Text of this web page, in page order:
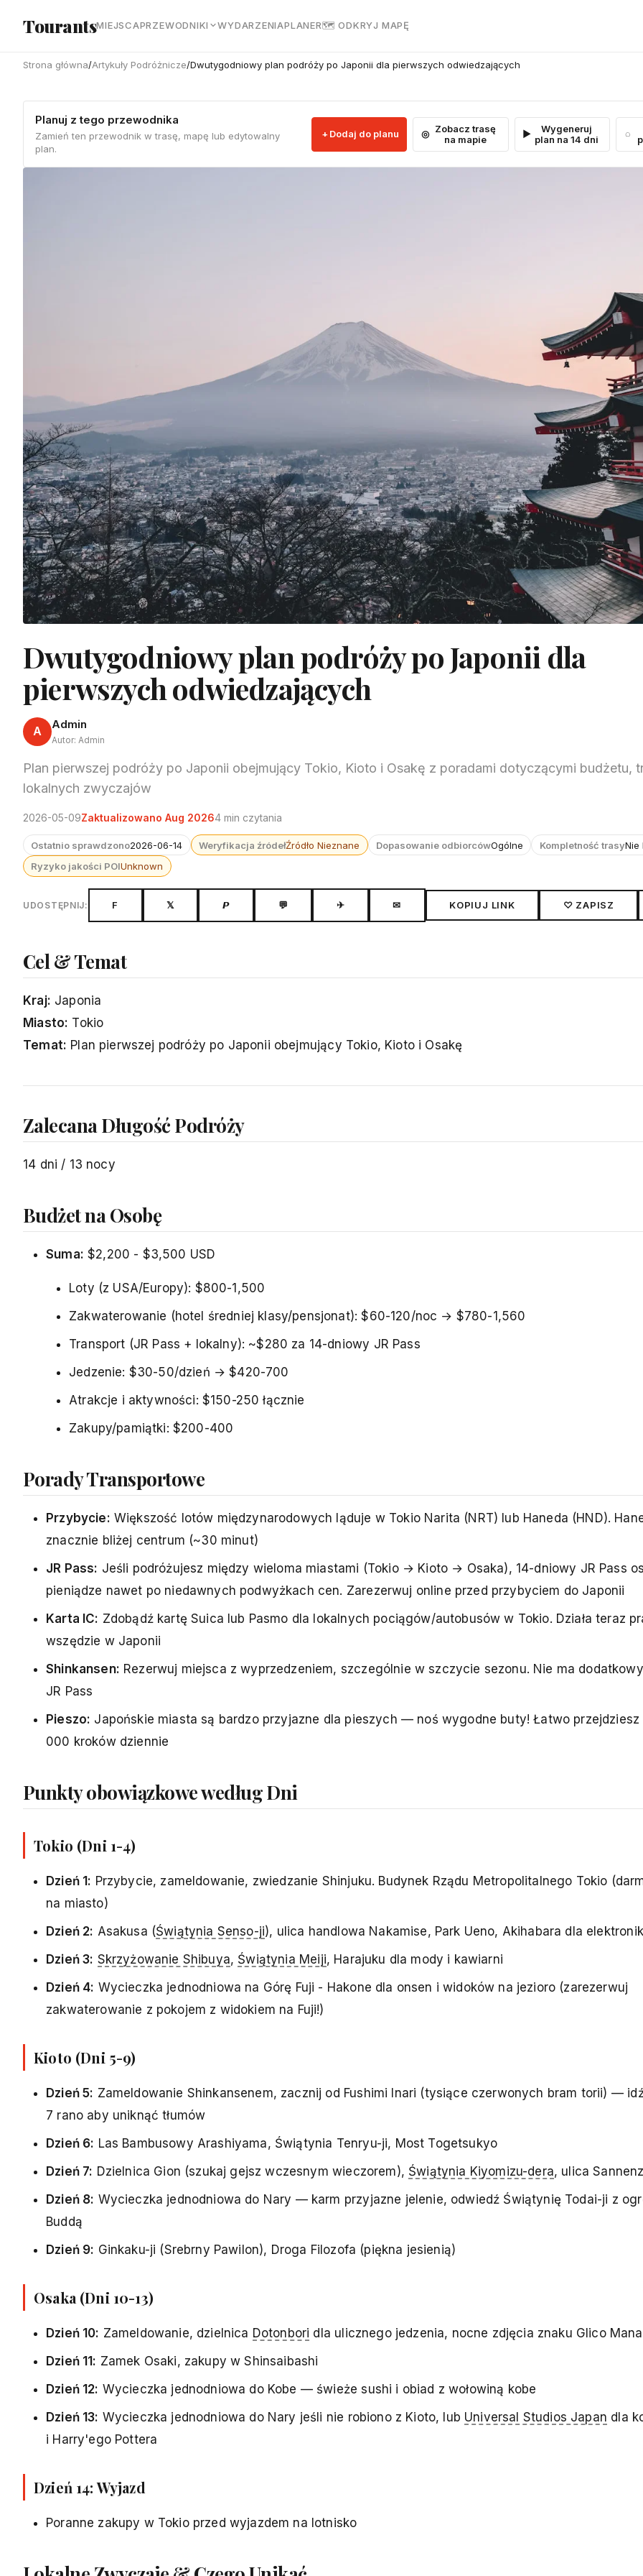
TourantsMIEJSCAPRZEWODNIKI WYDARZENIAPLANER🗺 ODKRYJ MAPĘ
Strona główna/Artykuły Podróżnicze/Dwutygodniowy plan podróży po Japonii dla pierwszych odwiedzających
Planuj z tego przewodnika
Zamień ten przewodnik w trasę, mapę lub edytowalny
plan.
Dodaj do planu
Zobacz trasę
na mapie
Wygeneruj
plan na 14 dni
Dwutygodniowy plan podróży po Japonii dla
pierwszych odwiedzających
A Admin
Autor: Admin
Plan pierwszej podróży po Japonii obejmujący Tokio, Kioto i Osakę z poradami dotyczącymi budżetu,
lokalnych zwyczajów
2026-05-09Zaktualizowano Aug 20264 min czytania
Ostatnio sprawdzono2026-06-14 Weryfikacja źródełŹródło Nieznane Dopasowanie odbiorcówOgólne Kompletność trasyNie
Ryzyko jakości POIUnknown
UDOSTĘPNIJ: F 𝕏 𝙋 💬 ✈ ✉ KOPIUJ LINK ♡ ZAPISZ
Cel & Temat
Kraj: Japonia
Miasto: Tokio
Temat: Plan pierwszej podróży po Japonii obejmujący Tokio, Kioto i Osakę
Zalecana Długość Podróży
14 dni / 13 nocy
Budżet na Osobę
Suma: $2,200 - $3,500 USD
Loty (z USA/Europy): $800-1,500
Zakwaterowanie (hotel średniej klasy/pensjonat): $60-120/noc → $780-1,560
Transport (JR Pass + lokalny): ~$280 za 14-dniowy JR Pass
Jedzenie: $30-50/dzień → $420-700
Atrakcje i aktywności: $150-250 łącznie
Zakupy/pamiątki: $200-400
Porady Transportowe
Przybycie: Większość lotów międzynarodowych ląduje w Tokio Narita (NRT) lub Haneda (HND).
znacznie bliżej centrum (~30 minut)
JR Pass: Jeśli podróżujesz między wieloma miastami (Tokio → Kioto → Osaka), 14-dniowy JR Pass
pieniądze nawet po niedawnych podwyżkach cen. Zarezerwuj online przed przybyciem do Japonii
Karta IC: Zdobądź kartę Suica lub Pasmo dla lokalnych pociągów/autobusów w Tokio. Działa teraz
wszędzie w Japonii
Shinkansen: Rezerwuj miejsca z wyprzedzeniem, szczególnie w szczycie sezonu. Nie ma
JR Pass
Pieszo: Japońskie miasta są bardzo przyjazne dla pieszych — noś wygodne buty! Łatwo przejdziesz
000 kroków dziennie
Punkty obowiązkowe według Dni
Tokio (Dni 1-4)
Dzień 1: Przybycie, zameldowanie, zwiedzanie Shinjuku. Budynek Rządu Metropolitalnego Tokio
na miasto)
Dzień 2: Asakusa (Świątynia Senso-ji), ulica handlowa Nakamise, Park Ueno, Akihabara dla
Dzień 3: Skrzyżowanie Shibuya, Świątynia Meiji, Harajuku dla mody i kawiarni
Dzień 4: Wycieczka jednodniowa na Górę Fuji - Hakone dla onsen i widoków na jezioro (zarezerwuj
zakwaterowanie z pokojem z widokiem na Fuji!)
Kioto (Dni 5-9)
Dzień 5: Zameldowanie Shinkansenem, zacznij od Fushimi Inari (tysiące czerwonych bram torii) —
7 rano aby uniknąć tłumów
Dzień 6: Las Bambusowy Arashiyama, Świątynia Tenryu-ji, Most Togetsukyo
Dzień 7: Dzielnica Gion (szukaj gejsz wczesnym wieczorem), Świątynia Kiyomizu-dera, ulica
Dzień 8: Wycieczka jednodniowa do Nary — karm przyjazne jelenie, odwiedź Świątynię Todai-ji z
Buddą
Dzień 9: Ginkaku-ji (Srebrny Pawilon), Droga Filozofa (piękna jesienią)
Osaka (Dni 10-13)
Dzień 10: Zameldowanie, dzielnica Dotonbori dla ulicznego jedzenia, nocne zdjęcia znaku Glico Mana
Dzień 11: Zamek Osaki, zakupy w Shinsaibashi
Dzień 12: Wycieczka jednodniowa do Kobe — świeże sushi i obiad z wołowiną kobe
Dzień 13: Wycieczka jednodniowa do Nary jeśli nie robiono z Kioto, lub Universal Studios Japan dla
i Harry'ego Pottera
Dzień 14: Wyjazd
Poranne zakupy w Tokio przed wyjazdem na lotnisko